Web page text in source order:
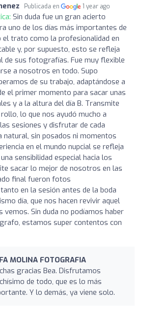
Publicada en 1 year ago
Sin duda fue un gran acierto
uno de los días más importantes de
el trato como la profesionalidad en
y, por supuesto, esto se refleja
de sus fotografías. Fue muy flexible
a nosotros en todo. Supo
de su trabajo, adaptándose a
el primer momento para sacar unas
y a la altura del día B. Transmite
lo que nos ayudó mucho a
sesiones y disfrutar de cada
sin posados ni momentos
en el mundo nupcial se refleja
sensibilidad especial hacia los
sacar lo mejor de nosotros en las
final fueron fotos
tanto en la sesión antes de la boda
día, que nos hacen revivir aquel
vemos. Sin duda no podíamos haber
estamos super contentos con
MOLINA FOTOGRAFIA
gracias Bea. Disfrutamos
de todo, que es lo más
Y lo demás, ya viene solo.